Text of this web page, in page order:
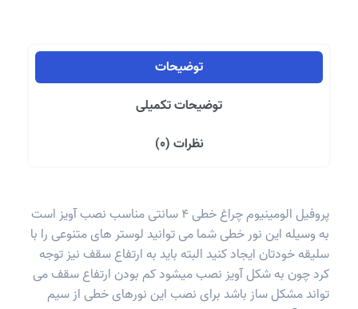
توضیحات
توضیحات تکمیلی
نظرات (0)
پروفیل الومینیوم چراغ خطی 4 سانتی مناسب نصب آویز است
به وسیله این نور خطی شما می توانید لوستر های متنوعی را با
سلیقه خودتان ایجاد کنید البته باید به ارتفاع سقف نیز توجه
کرد چون به شکل آویز نصب میشود کم بودن ارتفاع سقف می
تواند مشکل ساز باشد برای نصب این نورهای خطی از سیم